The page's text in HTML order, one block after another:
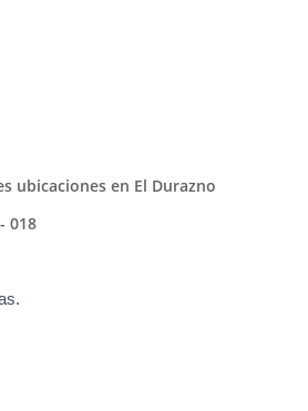
ubicaciones en El Durazno
018